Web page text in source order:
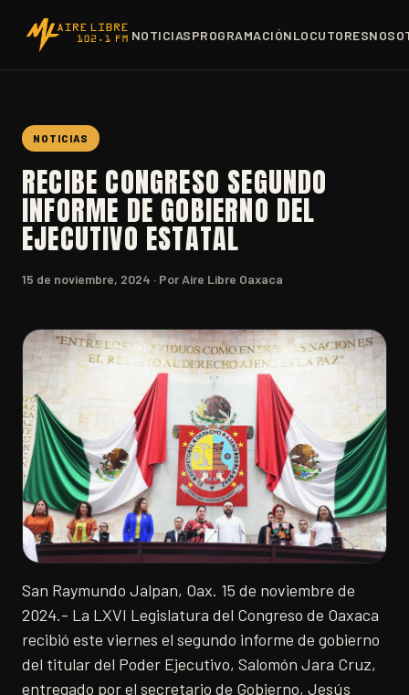
NOTICIASPROGRAMACIÓNLOCUTORES
NOTICIAS
RECIBE CONGRESO SEGUNDO
INFORME DE GOBIERNO DEL
EJECUTIVO ESTATAL
15 de noviembre, 2024 · Por Aire Libre Oaxaca
San Raymundo Jalpan, Oax. 15 de noviembre de
2024.- La LXVI Legislatura del Congreso de Oaxaca
recibió este viernes el segundo informe de gobierno
del titular del Poder Ejecutivo, Salomón Jara Cruz,
entregado por el secretario de Gobierno, Jesús